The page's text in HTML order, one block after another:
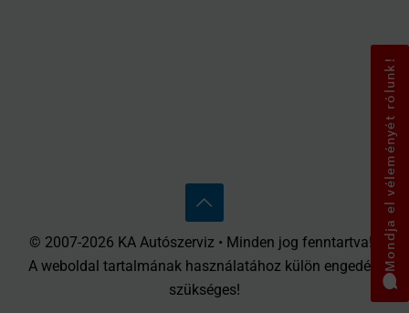
Mondja el véleményét rólunk!
© 2007-2026 KA Autószerviz • Minden jog fenntartva! •
A weboldal tartalmának használatához külön engedély
szükséges!